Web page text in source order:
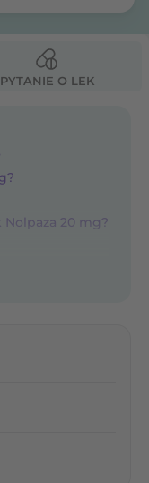
PYTANIE O LEK
20 mg?